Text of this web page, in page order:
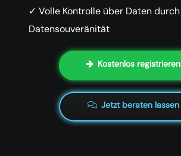
✓ Volle Kontrolle über Daten durch
Datensouveränität
Kostenlos registrieren
Jetzt beraten lassen